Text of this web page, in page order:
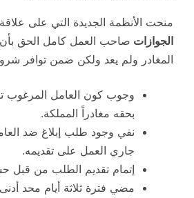
منحت الأنظمة الجديدة التي على
الجوازات صاحب العمل كامل الحق بأن
المغادر ولم يعد ولكن ضمن توافر
وجوب كون العامل المرغوب
بحقه مغادراً المملكة.
نفي وجود طلب إبلاغ ضد
جاري العمل على تقديمه.
إتمام تقديم الطلب من
مضي فترة ثلاثة أيام محد